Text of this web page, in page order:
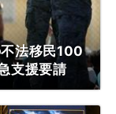
法移民100
支援要請